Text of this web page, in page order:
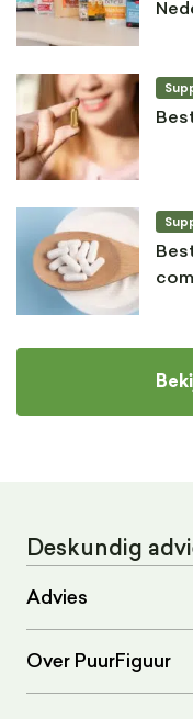
Deskundig
Advies
Over PuurFiguur